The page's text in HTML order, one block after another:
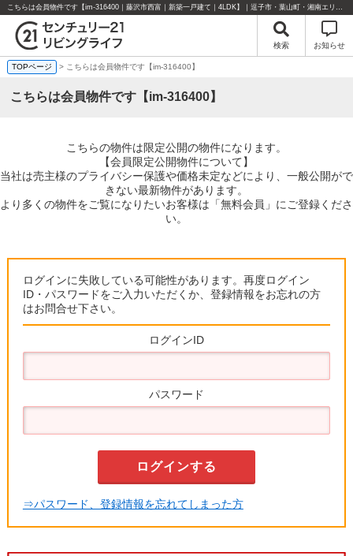
こちらは会員物件です【im-316400｜藤沢市西富｜新築一戸建て｜4LDK】｜逗子市・葉山町・湘南エリアの不動産のことならセンチュリー21リビングライフにお任せください！
検索 お知らせ
TOPページ > こちらは会員物件です【im-316400】
こちらは会員物件です【im-316400】
こちらの物件は限定公開の物件になります。
【会員限定公開物件について】
当社は売主様のプライバシー保護や価格未定などにより、一般公開がで
きない最新物件があります。
より多くの物件をご覧になりたいお客様は「無料会員」にご登録くださ
い。
ログインに失敗している可能性があります。再度ログイン
ID・パスワードをご入力いただくか、登録情報をお忘れの方
はお問合せ下さい。
ログインID
パスワード
⇒パスワード、登録情報を忘れてしまった方